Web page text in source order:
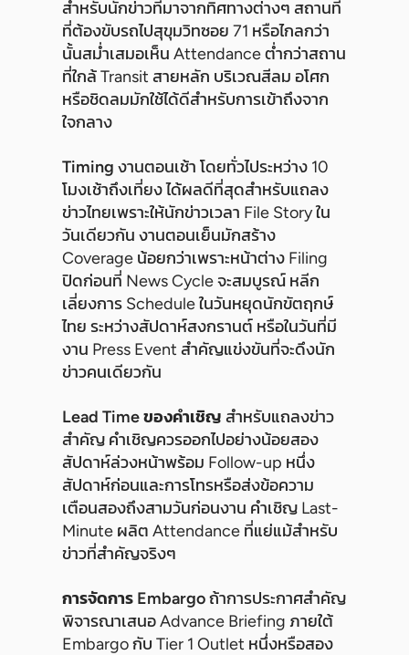
สำหรับนักข่าวที่มาจากทิศทางต่างๆ สถานที่
ที่ต้องขับรถไปสุขุมวิทซอย 71 หรือไกลกว่า
นั้นสม่ำเสมอเห็น Attendance ต่ำกว่าสถาน
ที่ใกล้ Transit สายหลัก บริเวณสีลม อโศก
หรือชิดลมมักใช้ได้ดีสำหรับการเข้าถึงจาก
ใจกลาง
Timing งานตอนเช้า โดยทั่วไประหว่าง 10
โมงเช้าถึงเที่ยง ได้ผลดีที่สุดสำหรับแถลง
ข่าวไทยเพราะให้นักข่าวเวลา File Story ใน
วันเดียวกัน งานตอนเย็นมักสร้าง
Coverage น้อยกว่าเพราะหน้าต่าง Filing
ปิดก่อนที่ News Cycle จะสมบูรณ์ หลีก
เลี่ยงการ Schedule ในวันหยุดนักขัตฤกษ์
ไทย ระหว่างสัปดาห์สงกรานต์ หรือในวันที่มี
งาน Press Event สำคัญแข่งขันที่จะดึงนัก
ข่าวคนเดียวกัน
Lead Time ของคำเชิญ สำหรับแถลงข่าว
สำคัญ คำเชิญควรออกไปอย่างน้อยสอง
สัปดาห์ล่วงหน้าพร้อม Follow-up หนึ่ง
สัปดาห์ก่อนและการโทรหรือส่งข้อความ
เตือนสองถึงสามวันก่อนงาน คำเชิญ Last-
Minute ผลิต Attendance ที่แย่แม้สำหรับ
ข่าวที่สำคัญจริงๆ
การจัดการ Embargoถ้าการประกาศสำคัญ
พิจารณาเสนอ Advance Briefing ภายใต้
Embargo กับ Tier 1 Outlet หนึ่งหรือสอง